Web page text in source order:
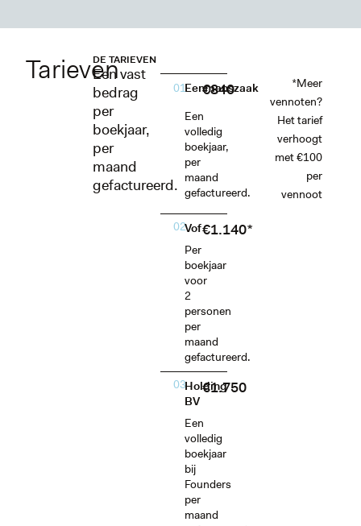
DE TARIEVEN
Een vast
bedrag
per
boekjaar,
per
maand
gefactureerd.
Tarieven
01Eenmanszaak
Een
volledig
boekjaar,
per
maand
gefactureerd.
€840
02Vof
Per
boekjaar
voor
2
personen
per
maand
gefactureerd.
€1.140*
03Holding
BV
Een
volledig
boekjaar
bij
Founders
per
maand
€1.750
*Meer
vennoten?
Het tarief
verhoogt
met €100
per
vennoot